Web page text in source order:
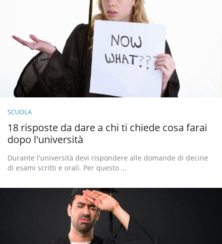
SCUOLA
18 risposte da dare a chi ti chiede cosa farai
dopo l'università
Durante l'università devi rispondere alle domande di decine
di esami scritti e orali. Per questo …